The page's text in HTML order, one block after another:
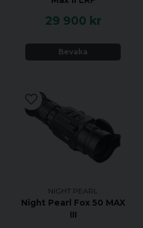
29 900 kr
Bevaka
NIGHT PEARL
Night Pearl Fox 50 MAX
III